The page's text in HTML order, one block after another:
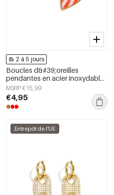
2 à 5 jours
Boucles d&#39;oreilles
pendantes en acier inoxydable
en forme de cœur, collection
Daily Simple, bijoux pour
femmes
MSRP €15,99
€4,95
Entrepôt de l'UE